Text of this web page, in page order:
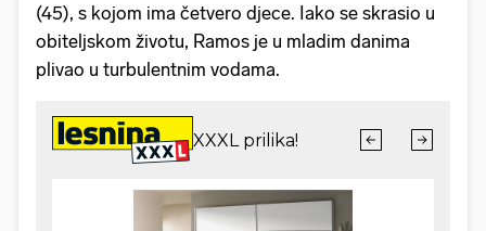
(45), s kojom ima četvero djece. Iako se skrasio u
obiteljskom životu, Ramos je u mladim danima
plivao u turbulentnim vodama.